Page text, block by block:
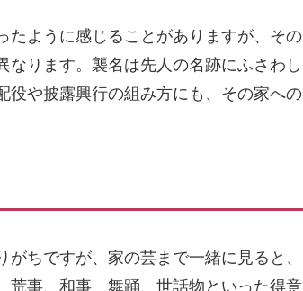
たように感じることがありますが、その
ります。襲名は先人の名跡にふさわし
役や披露興行の組み方にも、その家への
ちですが、家の芸まで一緒に見ると、
荒事、和事、舞踊、世話物といった得意